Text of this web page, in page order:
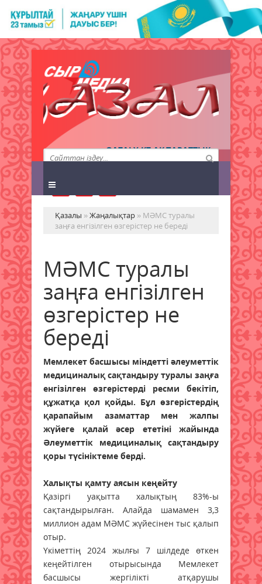
QAZALY.KZ АҚПАРАТТЫҚ
АГЕНТТІГІ
Қазалы »Жаңалықтар » МӘМС туралы
заңға енгізілген өзгерістер не береді
МӘМС туралы
заңға енгізілген
өзгерістер не
береді
Мемлекет басшысы міндетті әлеуметтік
медициналық сақтандыру туралы заңға
енгізілген өзгерістерді ресми бекітіп,
құжатқа қол қойды. Бұл өзгерістердің
қарапайым азаматтар мен жалпы
жүйеге қалай әсер ететіні жайында
Әлеуметтік медициналық сақтандыру
қоры түсініктеме берді.
Халықты қамту аясын кеңейту
Қазіргі уақытта халықтың 83%-ы
сақтандырылған. Алайда шамамен 3,3
миллион адам МӘМС жүйесінен тыс қалып
отыр.
Үкіметтің 2024 жылғы 7 шілдеде өткен
кеңейтілген отырысында Мемлекет
басшысы жергілікті атқарушы